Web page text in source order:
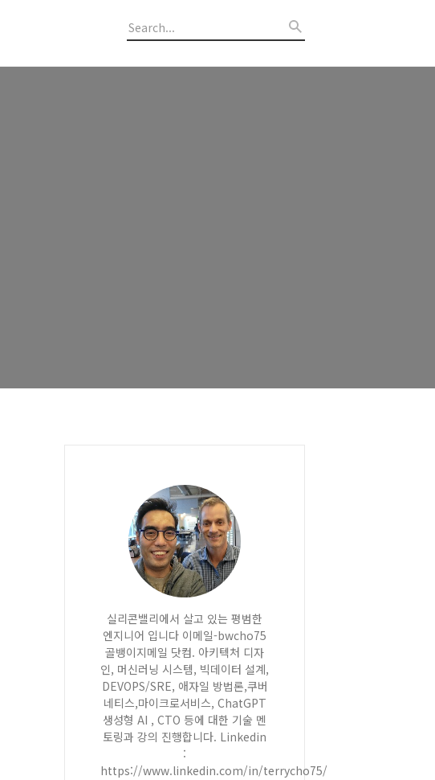
실리콘밸리에서 살고 있는 평범한
엔지니어 입니다 이메일-bwcho75
골뱅이지메일 닷컴. 아키텍처 디자
인, 머신러닝 시스템, 빅데이터 설계,
DEVOPS/SRE, 애자일 방법론,쿠버
네티스,마이크로서비스, ChatGPT
생성형 AI , CTO 등에 대한 기술 멘
토링과 강의 진행합니다. Linkedin
:
https://www.linkedin.com/in/terrycho75/